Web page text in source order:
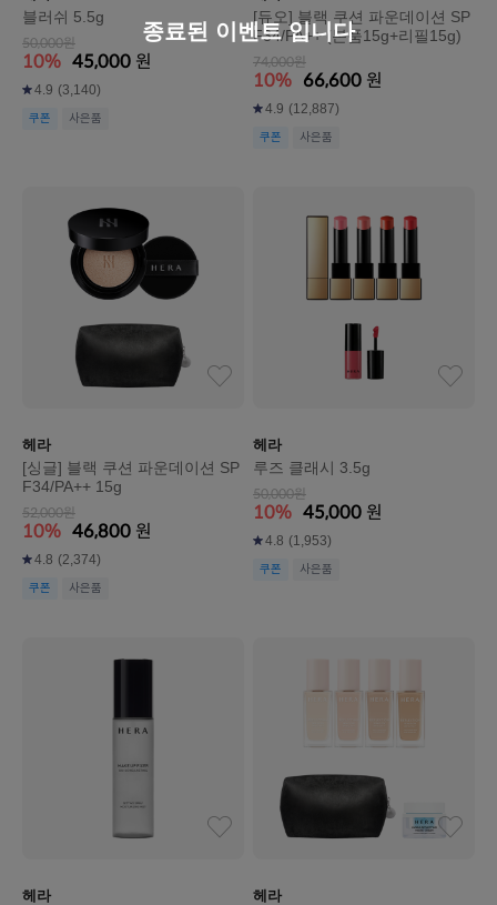
블러쉬 5.5g
50,000원
10% 45,000 원
4.9 (3,140)
쿠폰 사은품
[듀오] 블랙 쿠션 파운데이션 SP
F34/PA++ (본품15g+리필15g)
74,000원
10% 66,600 원
4.9 (12,887)
쿠폰 사은품
헤라
[싱글] 블랙 쿠션 파운데이션 SP
F34/PA++ 15g
52,000원
10% 46,800 원
4.8 (2,374)
쿠폰 사은품
헤라
루즈 클래시 3.5g
50,000원
10% 45,000 원
4.8 (1,953)
쿠폰 사은품
헤라 헤라
종료된 이벤트 입니다